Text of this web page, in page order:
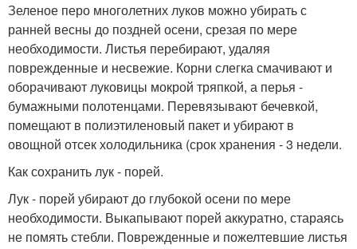
Зеленое перо многолетних луков можно убирать с
ранней весны до поздней осени, срезая по мере
необходимости. Листья перебирают, удаляя
поврежденные и несвежие. Корни слегка смачивают и
оборачивают луковицы мокрой тряпкой, а перья -
бумажными полотенцами. Перевязывают бечевкой,
помещают в полиэтиленовый пакет и убирают в
овощной отсек холодильника (срок хранения - 3 недели.
Как сохранить лук - порей.
Лук - порей убирают до глубокой осени по мере
необходимости. Выкапывают порей аккуратно, стараясь
не помять стебли. Поврежденные и пожелтевшие листья